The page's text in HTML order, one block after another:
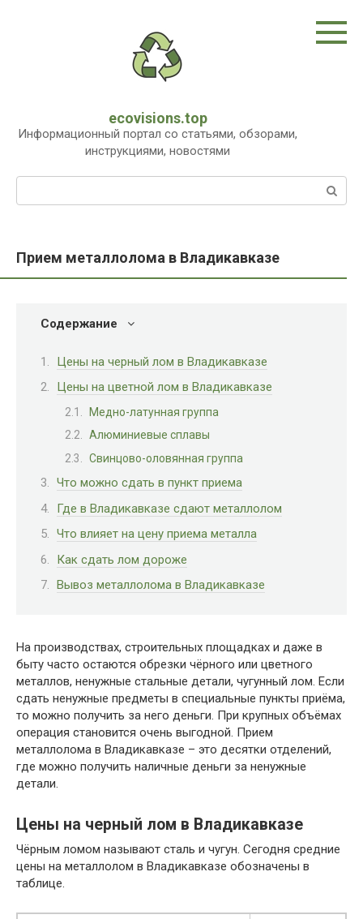
ecovisions.top
Информационный портал со статьями, обзорами,
инструкциями, новостями
Прием металлолома в Владикавказе
Содержание
Цены на черный лом в Владикавказе
Цены на цветной лом в Владикавказе
Медно-латунная группа
Алюминиевые сплавы
Свинцово-оловянная группа
Что можно сдать в пункт приема
Где в Владикавказе сдают металлолом
Что влияет на цену приема металла
Как сдать лом дороже
Вывоз металлолома в Владикавказе
На производствах, строительных площадках и даже в
быту часто остаются обрезки чёрного или цветного
металлов, ненужные стальные детали, чугунный лом. Если
сдать ненужные предметы в специальные пункты приёма,
то можно получить за него деньги. При крупных объёмах
операция становится очень выгодной. Прием
металлолома в Владикавказе – это десятки отделений,
где можно получить наличные деньги за ненужные
детали.
Цены на черный лом в Владикавказе
Чёрным ломом называют сталь и чугун. Сегодня средние
цены на металлолом в Владикавказе обозначены в
таблице.